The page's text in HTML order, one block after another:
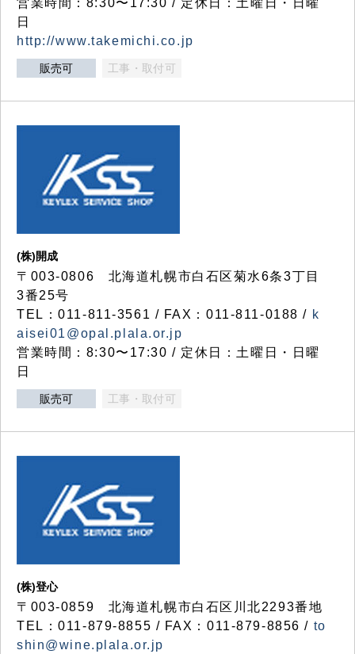
営業時間：8:30〜17:30 / 定休日：土曜日・日曜
日
http://www.takemichi.co.jp
販売可 工事・取付可
(株)開成
〒003-0806 北海道札幌市白石区菊水6条3丁目
3番25号
TEL：011-811-3561 / FAX：011-811-0188 / k
aisei01@opal.plala.or.jp
営業時間：8:30〜17:30 / 定休日：土曜日・日曜
日
販売可 工事・取付可
(株)登心
〒003-0859 北海道札幌市白石区川北2293番地
TEL：011-879-8855 / FAX：011-879-8856 / to
shin@wine.plala.or.jp